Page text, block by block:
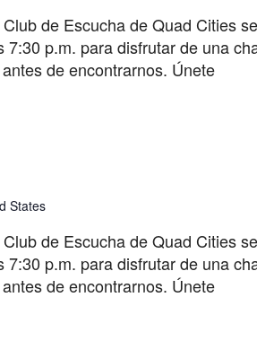
de Escucha de Quad Cities
p.m. para disfrutar de una
de encontrarnos. Únete
States
de Escucha de Quad Cities
p.m. para disfrutar de una
de encontrarnos. Únete